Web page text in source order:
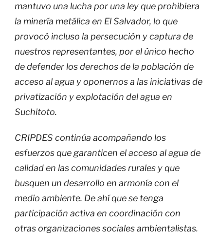
mantuvo una lucha por una ley que prohibiera
la minería metálica en El Salvador, lo que
provocó incluso la persecución y captura de
nuestros representantes, por el único hecho
de defender los derechos de la población de
acceso al agua y oponernos a las iniciativas de
privatización y explotación del agua en
Suchitoto.
CRIPDES continúa acompañando los
esfuerzos que garanticen el acceso al agua de
calidad en las comunidades rurales y que
busquen un desarrollo en armonía con el
medio ambiente. De ahí que se tenga
participación activa en coordinación con
otras organizaciones sociales ambientalistas.